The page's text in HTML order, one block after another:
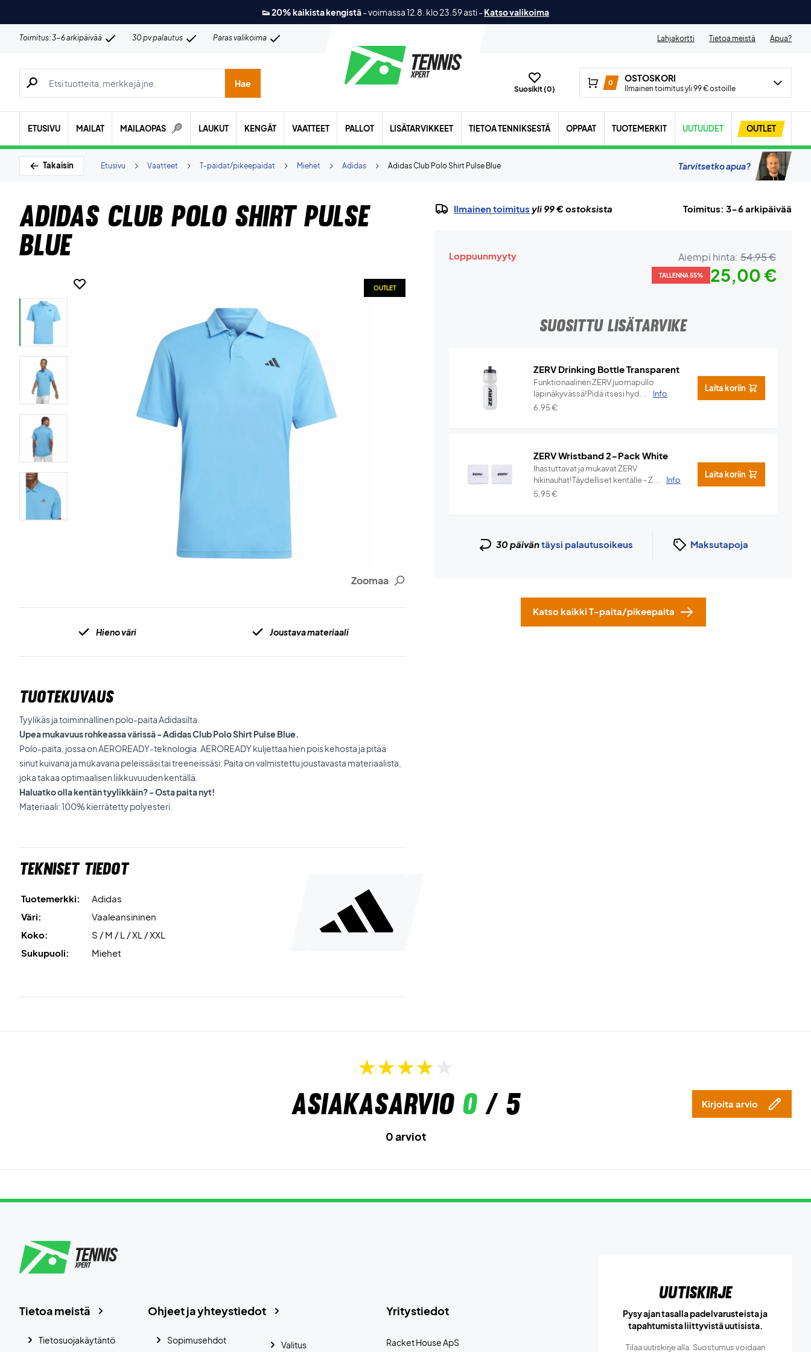
👟 20% kaikista kengistä-voimassa 12.8. klo 23.59 asti- Katso valikoima
Toimitus: 3-6 arkipäivää 30 pv palautus Paras valikoima Lahjakortti Tietoa meistä Apua?
Hae tuotteita, merkkejä jne.
Hae
Suosikit (0)
0 OSTOSKORI
Ilmainen toimitus yli 99 € ostoille
ETUSIVU MAILAT MAILAOPAS LAUKUT KENGÄT VAATTEET PALLOT LISÄTARVIKKEET TIETOA TENNIKSESTÄ OPPAAT TUOTEMERKIT UUTUUDET OUTLET
Takaisin Adidas Club Polo Shirt Pulse Blue
Adidas
Miehet
T-paidat/pikeepaidat
Vaatteet
Etusivu Tarvitsetko apua?
Adidas Club Polo Shirt Pulse
Blue
Zoomaa
OUTLET
Hieno väri Joustava materiaali
TUOTEKUVAUS
Tyylikäs ja toiminnallinen polo-paita Adidasilta.
Upea mukavuus rohkeassa värissä - Adidas Club Polo Shirt Pulse Blue.
Polo-paita, jossa on AEROREADY-teknologia. AEROREADY kuljettaa hien pois kehosta ja pitää
sinut kuivana ja mukavana peleissäsi tai treeneissäsi. Paita on valmistettu joustavasta materiaalista,
joka takaa optimaalisen liikkuvuuden kentällä.
Haluatko olla kentän tyylikkäin? - Osta paita nyt!
Materiaali: 100% kierrätetty polyesteri.
Tekniset tiedot
Tuotemerkki:
Adidas
Väri:
Vaaleansininen
Koko:
S / M / L / XL / XXL
Sukupuoli:
Miehet
Ilmainen toimitus yli 99 € ostoksista Toimitus: 3-6 arkipäivää
Loppuunmyyty Aiempi hinta: 54,95 €
TALLENNA 55% 25,00 €
SUOSITTU LISÄTARVIKE
ZERV Drinking Bottle Transparent
Funktionaalinen ZERV juomapullo
läpinäkyvässä!Pidä itsesi hyd...
Info
6,95€
Laita koriin
ZERV Wristband 2-Pack White
Ihastuttavat ja mukavat ZERV
hikinauhat!Täydelliset kentälle - Z...
Info
5,95€
Laita koriin
30 päiväntäysi palautusoikeus Maksutapoja
Katso kaikki T-paita/pikeepaita
Asiakasarvio 0/ 5 Kirjoita arvio
0 arviot
Yritystiedot
Racket House ApS
Ohjeet ja yhteystiedot
Sopimusehdot
Valitus
Tietoa meistä
Tietosuojakäytäntö
Uutiskirje
Pysy ajan tasalla padelvarusteista ja
tapahtumista liittyvistä uutisista.
Tilaa uutiskirje alla. Suostumus voidaan